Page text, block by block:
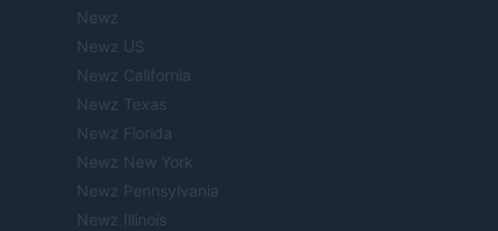
Newz
Newz US
Newz California
Newz Texas
Newz Florida
Newz New York
Newz Pennsylvania
Newz Illinois